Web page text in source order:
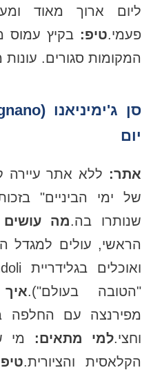
ליום ארוך מאוד
פעמי.טיפ:בקיץ עמוס
המקומות סגורים. עונות
אתר:ללא אתר עיירה
של ימי הביניים" בזכות
שנותרו בה.מה עושים
"הטובה בעולם").איך
וחצי.למי מתאים:מי
הקלאסית והציורית.טיפ: